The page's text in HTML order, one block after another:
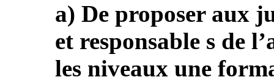
a) De proposer aux
et responsable s de
les niveaux une